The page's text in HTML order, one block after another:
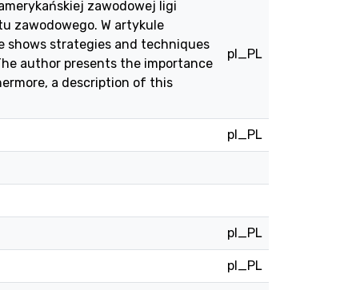
zawodowej ligi
zawodowego. W artykule
shows strategies and techniques
author presents the importance
a description of this
pl_PL
pl_PL
pl_PL
pl_PL